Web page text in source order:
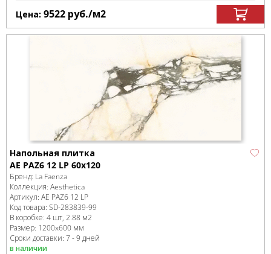
Цена: 9522 руб./м2
Напольная плитка
AE PAZ6 12 LP 60x120
Бренд: La Faenza
Коллекция: Aesthetica
Артикул: AE PAZ6 12 LP
Код товара: SD-283839-99
В коробке: 4 шт, 2.88 м2
Размер: 1200x600 мм
Сроки доставки: 7 - 9 дней
в наличии